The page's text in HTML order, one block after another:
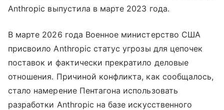
Anthropic выпустила в марте 2023 года.
В марте 2026 года Военное министерство США
присвоило Anthropic статус угрозы для цепочек
поставок и фактически прекратило деловые
отношения. Причиной конфликта, как сообщалось,
стало намерение Пентагона использовать
разработки Anthropic на базе искусственного